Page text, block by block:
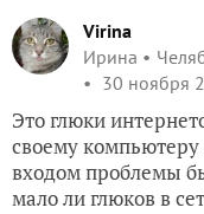
Virina
Ирина
30 ноября
Это глюки
своему компьютеру
входом проблемы
мало ли глюков в